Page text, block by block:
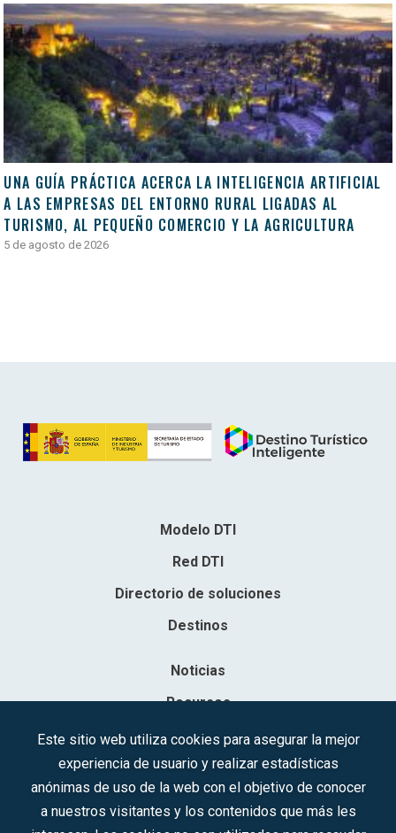
UNA GUÍA PRÁCTICA ACERCA LA INTELIGENCIA ARTIFICIAL
A LAS EMPRESAS DEL ENTORNO RURAL LIGADAS AL
TURISMO, AL PEQUEÑO COMERCIO Y LA AGRICULTURA
5 de agosto de 2026
Modelo DTI
Red DTI
Directorio de soluciones
Destinos
Noticias
Recursos
Contacto
Sociedad Mercantil Estatal para la Gestión de la Innovación y las
Este sitio web utiliza cookies para asegurar la mejor
experiencia de usuario y realizar estadísticas
anónimas de uso de la web con el objetivo de conocer
a nuestros visitantes y los contenidos que más les